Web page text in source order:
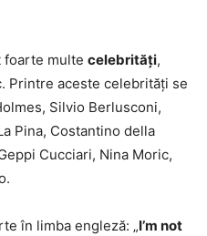
foarte multe celebrități,
Printre aceste celebrități se
Silvio Berlusconi,
Pina, Costantino della
Cucciari, Nina Moric,
în limba engleză: „I’m not